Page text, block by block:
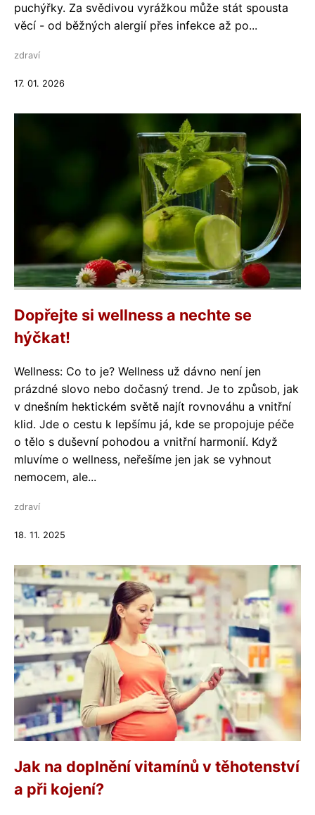
puchýřky. Za svědivou vyrážkou může stát spousta
věcí - od běžných alergií přes infekce až po...
zdraví
17. 01. 2026
Dopřejte si wellness a nechte se
hýčkat!
Wellness: Co to je? Wellness už dávno není jen
prázdné slovo nebo dočasný trend. Je to způsob, jak
v dnešním hektickém světě najít rovnováhu a vnitřní
klid. Jde o cestu k lepšímu já, kde se propojuje péče
o tělo s duševní pohodou a vnitřní harmonií. Když
mluvíme o wellness, neřešíme jen jak se vyhnout
nemocem, ale...
zdraví
18. 11. 2025
Jak na doplnění vitamínů v těhotenství
a při kojení?